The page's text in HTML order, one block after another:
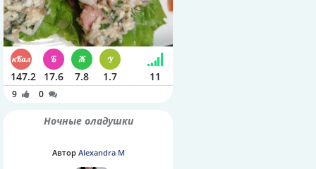
147.2 17.6 7.8 1.7 11
9 0
Ночные оладушки
Автор Alexandra M